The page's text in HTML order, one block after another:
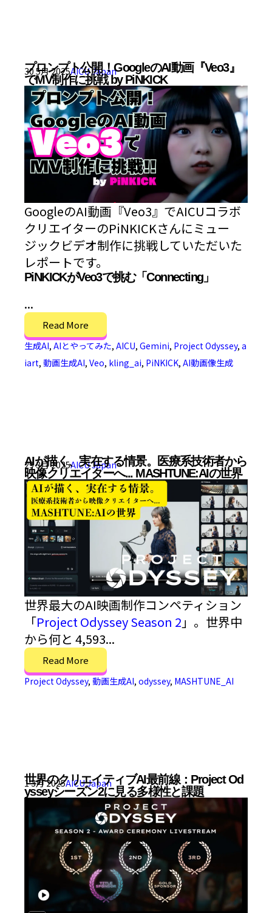
プロンプト公開！GoogleのAI動画『Veo3』
でMV制作に挑戦 by PiNKICK
30 5月 2025AICU Japan
GoogleのAI動画『Veo3』でAICUコラボ
クリエイターのPiNKICKさんにミュー
ジックビデオ制作に挑戦していただいた
レポートです。
PiNKICKがVeo3で挑む「Connecting」
...
Read More
生成AI, AIとやってみた, AICU, Gemini, Project Odyssey, a
iart, 動画生成AI, Veo, kling_ai, PiNKICK, AI動画像生成
AIが描く、実在する情景。医療系技術者から
映像クリエイターへ... MASHTUNE:AIの世界
29 3月 2025AICU Japan
世界最大のAI映画制作コンペティション
「Project Odyssey Season 2 」。世界中
から何と 4,593...
Read More
Project Odyssey, 動画生成AI, odyssey, MASHTUNE_AI
世界のクリエイティブAI最前線：Project Od
ysseyシーズン2に見る多様性と課題
1 3月 2025AICU Japan